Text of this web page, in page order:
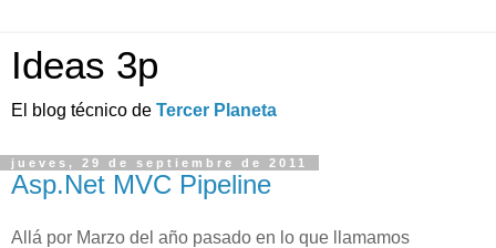
Ideas 3p
El blog técnico de Tercer Planeta
jueves, 29 de septiembre de 2011
Asp.Net MVC Pipeline
Allá por Marzo del año pasado en lo que llamamos